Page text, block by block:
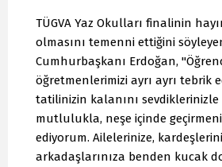
TÜGVA Yaz Okulları finalinin
olmasını temenni ettiğini
Cumhurbaşkanı Erdoğan,
öğretmenlerimizi ayrı ayrı tebrik
tatilinizin kalanını
mutlulukla, neşe içinde
ediyorum. Ailelerinize,
arkadaşlarınıza benden kucak